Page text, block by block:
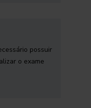
possuir
o exame